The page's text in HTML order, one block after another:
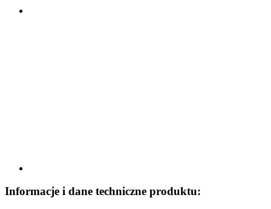
Informacje i dane techniczne produktu: